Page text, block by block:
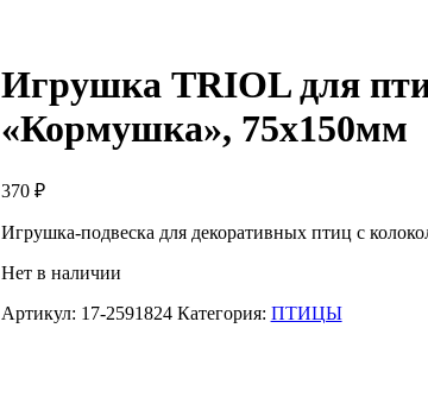
Игрушка TRIOL для
«Кормушка», 75х150мм
370 ₽
Игрушка-подвеска для декоративных птиц с
Нет в наличии
Артикул: 17-2591824 Категория: ПТИЦЫ